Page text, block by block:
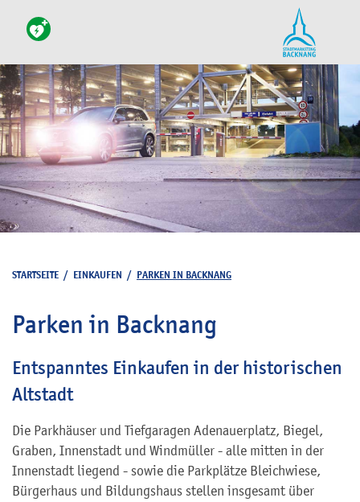
STARTSEITE / EINKAUFEN / PARKEN IN BACKNANG
Parken in Backnang
Entspanntes Einkaufen in der historischen
Altstadt
Die Parkhäuser und Tiefgaragen Adenauerplatz, Biegel,
Graben, Innenstadt und Windmüller - alle mitten in der
Innenstadt liegend - sowie die Parkplätze Bleichwiese,
Bürgerhaus und Bildungshaus stellen insgesamt über